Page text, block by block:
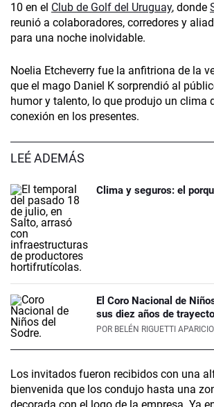
10 en el Club de Golf del Uruguay, donde
reunió a colaboradores, corredores y
para una noche inolvidable.
Noelia Etcheverry fue la anfitriona de la
que el mago Daniel K sorprendió al
humor y talento, lo que produjo un clima
conexión en los presentes.
LEÉ ADEMÁS
Clima y seguros: el
El Coro Nacional de
sus diez años de
POR BELÉN RIGUETTI APARICIO
Los invitados fueron recibidos con una
bienvenida que los condujo hasta una